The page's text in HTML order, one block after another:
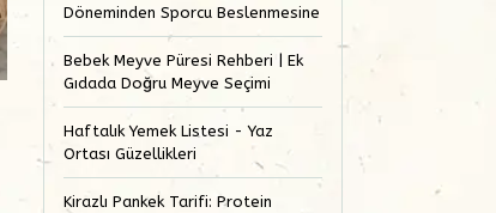
Döneminden Sporcu Beslenmesine
Bebek Meyve Püresi Rehberi | Ek
Gıdada Doğru Meyve Seçimi
Haftalık Yemek Listesi - Yaz
Ortası Güzellikleri
Kirazlı Pankek Tarifi: Protein